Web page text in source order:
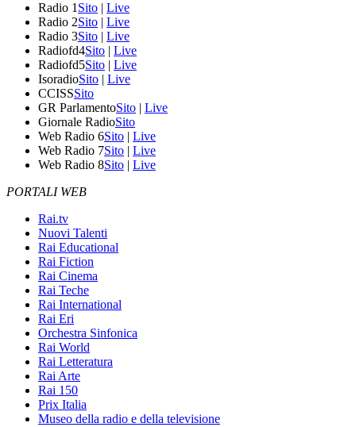
Radio 1 Sito | Live
Radio 2Sito | Live
Radio 3Sito | Live
Radiofd4Sito | Live
Radiofd5Sito | Live
IsoradioSito | Live
CCISSSito
GR ParlamentoSito | Live
Giornale RadioSito
Web Radio 6Sito | Live
Web Radio 7Sito | Live
Web Radio 8Sito | Live
PORTALI WEB
Rai.tv
Nuovi Talenti
Rai Educational
Rai Fiction
Rai Cinema
Rai Teche
Rai International
Rai Eri
Orchestra Sinfonica
Rai World
Rai Letteratura
Rai Arte
Rai 150
Prix Italia
Museo della radio e della televisione